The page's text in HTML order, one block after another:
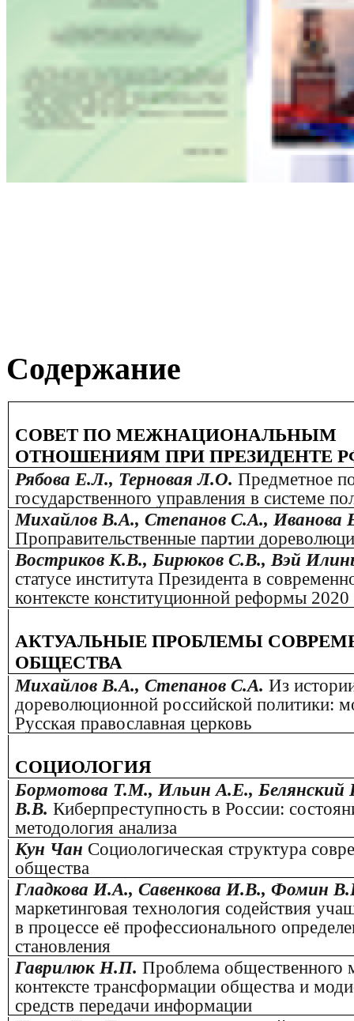
Содержание
СОВЕТ ПО МЕЖНАЦИОНАЛЬНЫМ
ОТНОШЕНИЯМ ПРИ ПРЕЗИДЕНТЕ
Рябова Е.Л., Терновая Л.О. Предметное
государственного управления в системе
Михайлов В.А., Степанов С.А., Иванова
Проправительственные партии
Востриков К.В., Бирюков С.В., Вэй
статусе института Президента в
контексте конституционной реформы 2020
АКТУАЛЬНЫЕ ПРОБЛЕМЫ
ОБЩЕСТВА
Михайлов В.А., Степанов С.А. Из
дореволюционной российской политики:
Русская православная церковь
СОЦИОЛОГИЯ
Бормотова Т.М., Ильин А.Е., Белянский
В.В. Киберпреступность в России:
методология анализа
Кун Чан Социологическая структура
общества
Гладкова И.А., Савенкова И.В., Фомин
маркетинговая технология содействия
в процессе её профессионального
становления
Гаврилюк Н.П. Проблема общественного
контексте трансформации общества и
средств передачи информации